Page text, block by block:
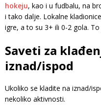
hokeju, kao i u fudbalu, na
i tako dalje. Lokalne
igre, a to su 3+ ili 0-2 gola.
Saveti za
iznad/ispod
Ukoliko se kladite na iznad/
nekoliko aktivnosti.